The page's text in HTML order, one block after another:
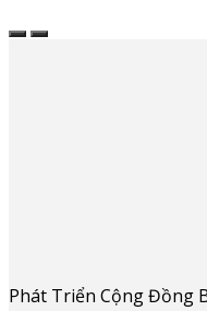
Phát Triển Cộng Đồng